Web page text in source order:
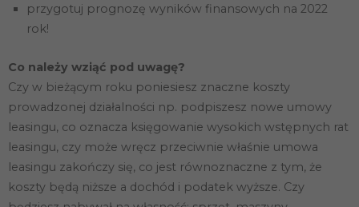
przygotuj prognozę wyników finansowych na 2022
rok!
Co należy wziąć pod uwagę?
Czy w bieżącym roku poniesiesz znaczne koszty
prowadzonej działalności np. podpiszesz nowe umowy
leasingu, co oznacza księgowanie wysokich wstępnych rat
leasingu, czy może wręcz przeciwnie właśnie umowa
leasingu zakończy się, co jest równoznaczne z tym, że
koszty będą niższe a dochód i podatek wyższe. Czy